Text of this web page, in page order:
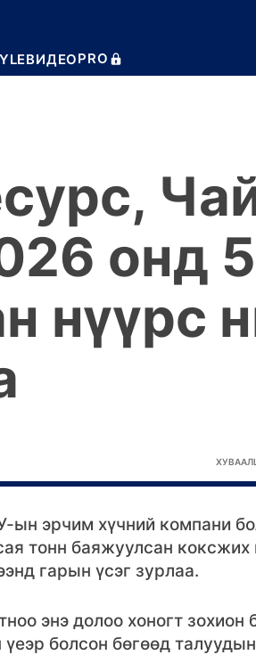
ВИДЕОPRO
онд
нүүрс
эрчим хүчний компани
тонн баяжуулсан коксжих
гарын үсэг зурлаа.
энэ долоо хоногт зохион
болсон бөгөөд